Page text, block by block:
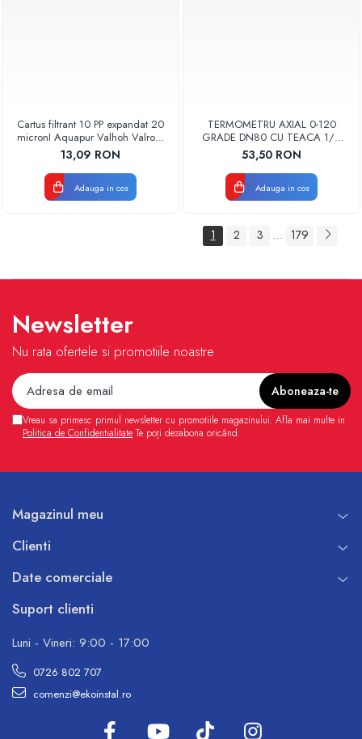
Cartus filtrant 10 PP expandat 20
micronI Aquapur Valhoh Valrom
AQUA07000110020
13,09 RON
Adauga in cos
TERMOMETRU AXIAL 0-120
GRADE DN80 CU TEACA 1/2
TB80-100 FIMET
53,50 RON
Adauga in cos
1 2 3 ... 179
Newsletter
Nu rata ofertele si promotiile noastre
Vreau sa primesc primul newsletter cu promotiile magazinului. Afla mai multe in
Politica de Confidentialitate Te poți dezabona oricând.
Magazinul meu
Clienti
Date comerciale
Suport clienti
Luni - Vineri: 9:00 - 17:00
0726 802 707
comenzi@ekoinstal.ro